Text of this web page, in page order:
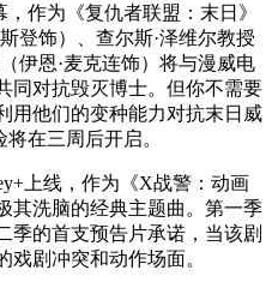
作为《复仇者联盟：末日》
登饰）、查尔斯·泽维尔教授
伊恩·麦克连饰）将与漫威电
同对抗毁灭博士。但你不需要
用他们的变种能力对抗末日威
在三周后开启。
上线，作为《X战警：动画
其洗脑的经典主题曲。第一季
季的首支预告片承诺，当该剧
戏剧冲突和动作场面。